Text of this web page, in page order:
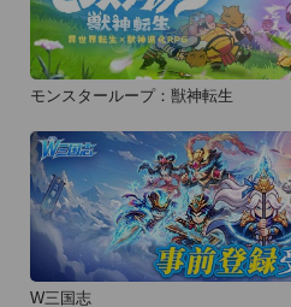
モンスターループ：獣神転生
W三国志